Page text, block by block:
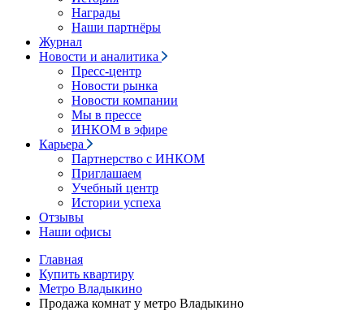
Награды
Наши партнёры
Журнал
Новости и аналитика
Пресс-центр
Новости рынка
Новости компании
Мы в прессе
ИНКОМ в эфире
Карьера
Партнерство с ИНКОМ
Приглашаем
Учебный центр
Истории успеха
Отзывы
Наши офисы
Главная
Купить квартиру
Метро Владыкино
Продажа комнат у метро Владыкино